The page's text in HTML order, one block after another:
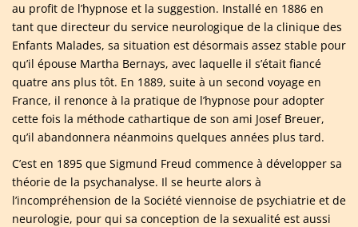
au profit de l’hypnose et la suggestion. Installé en 1886 en
tant que directeur du service neurologique de la clinique des
Enfants Malades, sa situation est désormais assez stable pour
qu’il épouse Martha Bernays, avec laquelle il s’était fiancé
quatre ans plus tôt. En 1889, suite à un second voyage en
France, il renonce à la pratique de l’hypnose pour adopter
cette fois la méthode cathartique de son ami Josef Breuer,
qu’il abandonnera néanmoins quelques années plus tard.
C’est en 1895 que Sigmund Freud commence à développer sa
théorie de la psychanalyse. Il se heurte alors à
l’incompréhension de la Société viennoise de psychiatrie et de
neurologie, pour qui sa conception de la sexualité est aussi